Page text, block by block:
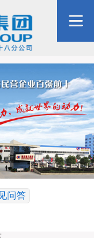
问答